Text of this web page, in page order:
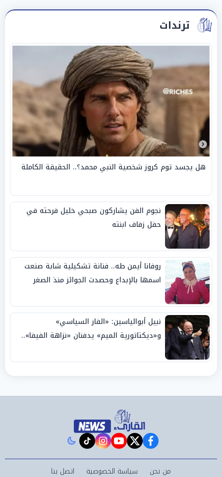
ترندات
هل يجسد توم كروز شخصية النبي محمد؟.. الحقيقة الكاملة
نجوم الفن يشاركون صبحي خليل فرحته في
حفل زفاف ابنته
روفانا أيمن طه.. فنانة تشكيلية شابة صنعت
اسمها بالإبداع وحصدت الجوائز منذ الصغر
نبيل أبوالياسين: «الفار السياسي»
و«ديكتاتورية الميم» يدفنان «نزاهة الفيفا»..
facebook
twitter
youtube
instagram
tiktok
من نحن سياسة الخصوصية اتصل بنا